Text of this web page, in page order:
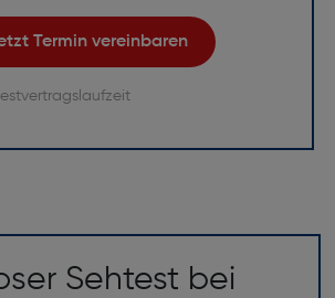
Termin vereinbaren
Sehtest bei